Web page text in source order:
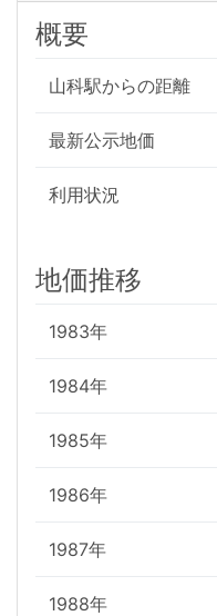
概要
山科駅からの距離
最新公示地価
利用状況
地価推移
1983年
1984年
1985年
1986年
1987年
1988年